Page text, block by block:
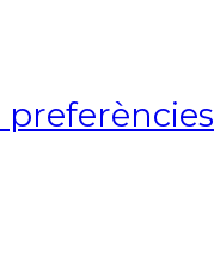
preferències